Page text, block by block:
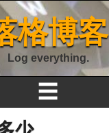
格博客
Log everything.
☰